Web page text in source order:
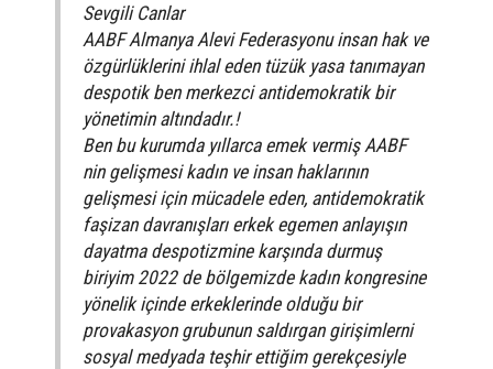
Sevgili Canlar
AABF Almanya Alevi Federasyonu insan hak ve
özgürlüklerini ihlal eden tüzük yasa tanımayan
despotik ben merkezci antidemokratik bir
yönetimin altındadır.!
Ben bu kurumda yıllarca emek vermiş AABF
nin gelişmesi kadın ve insan haklarının
gelişmesi için mücadele eden, antidemokratik
faşizan davranışları erkek egemen anlayışın
dayatma despotizmine karşında durmuş
biriyim 2022 de bölgemizde kadın kongresine
yönelik içinde erkeklerinde olduğu bir
provakasyon grubunun saldırgan girişimlerni
sosyal medyada teşhir ettiğim gerekçesiyle